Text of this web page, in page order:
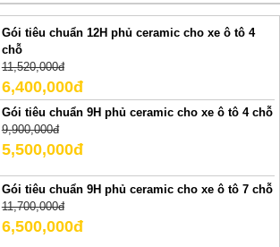
Gói tiêu chuẩn 12H phủ ceramic cho xe ô tô 4
chỗ
11,520,000đ
6,400,000đ
Gói tiêu chuẩn 9H phủ ceramic cho xe ô tô 4 chỗ
9,900,000đ
5,500,000đ
Gói tiêu chuẩn 9H phủ ceramic cho xe ô tô 7 chỗ
11,700,000đ
6,500,000đ